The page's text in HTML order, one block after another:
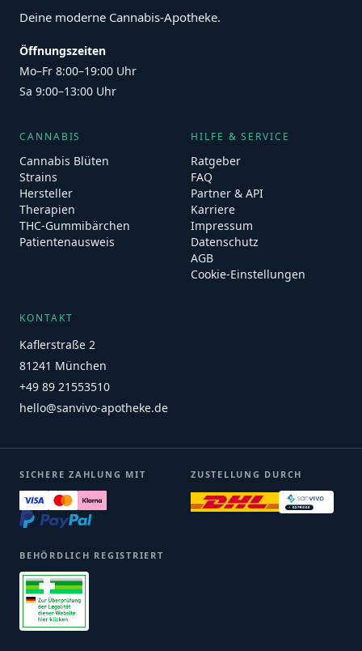
Deine moderne Cannabis-Apotheke.
Öffnungszeiten
Mo–Fr 8:00–19:00 Uhr
Sa 9:00–13:00 Uhr
CANNABIS
Cannabis Blüten
Strains
Hersteller
Therapien
THC-Gummibärchen
Patientenausweis
HILFE & SERVICE
Ratgeber
FAQ
Partner & API
Karriere
Impressum
Datenschutz
AGB
Cookie-Einstellungen
KONTAKT
Kaflerstraße 2
81241 München
+49 89 21553510
hello@sanvivo-apotheke.de
SICHERE ZAHLUNG MIT ZUSTELLUNG DURCH
BEHÖRDLICH REGISTRIERT